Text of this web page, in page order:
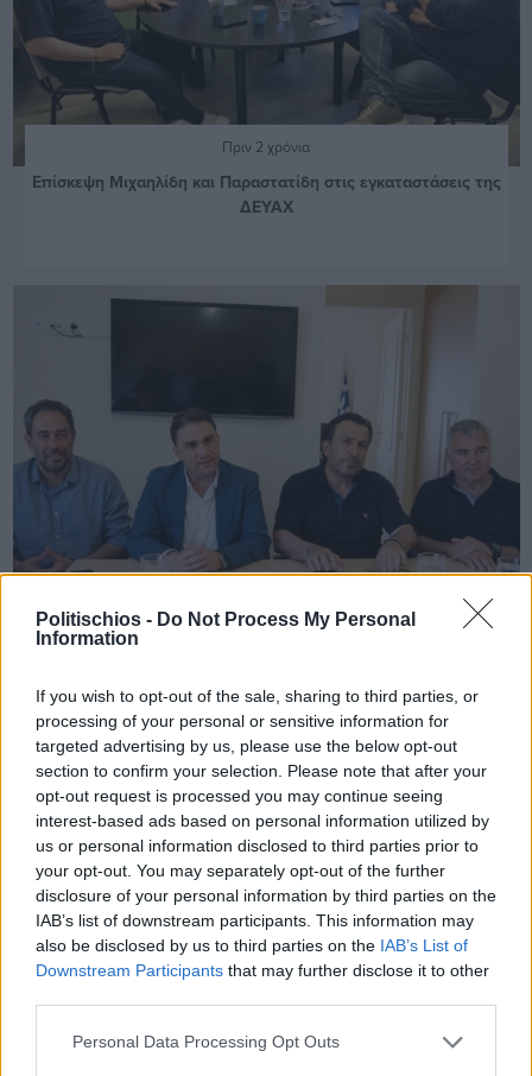
Politischios - Do Not Process My Personal
Information
If you wish to opt-out of the sale, sharing to third parties, or
processing of your personal or sensitive information for
targeted advertising by us, please use the below opt-out
section to confirm your selection. Please note that after your
opt-out request is processed you may continue seeing
interest-based ads based on personal information utilized by
us or personal information disclosed to third parties prior to
your opt-out. You may separately opt-out of the further
disclosure of your personal information by third parties on the
IAB’s list of downstream participants. This information may
also be disclosed by us to third parties on the IAB’s List of
Downstream Participants that may further disclose it to other
Personal Data Processing Opt Outs
Πριν 2 χρόνια
Επίσκεψη Μιχαηλίδη και Παραστατίδη στις εγκαταστάσεις της
ΔΕΥΑΧ
κοινωνικού κράτους και ανάπτυξης"